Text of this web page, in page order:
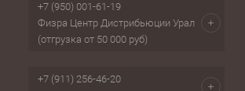
+7 (950) 001-61-19
Физра Центр Дистрибьюции Урал
(отгрузка от 50 000 руб)
+7 (911) 256-46-20